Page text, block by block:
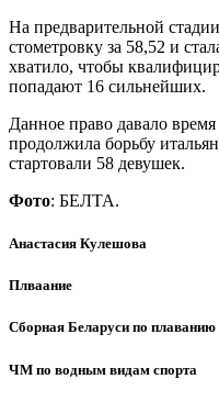
На предварительной
стометровку за 58,52 и
хватило, чтобы
попадают 16 сильнейших.
Данное право давало
продолжила борьбу
стартовали 58 девушек.
Фото: БЕЛТА.
Анастасия Кулешова
Плваание
Сборная Беларуси по плаванию
ЧМ по водным видам спорта